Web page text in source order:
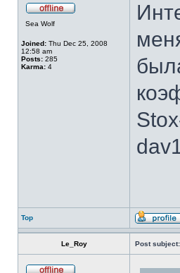
Sea Wolf
Joined: Thu Dec 25, 2008
12:58 am
Posts: 285
Karma: 4
Top
Le_Roy Post subject: